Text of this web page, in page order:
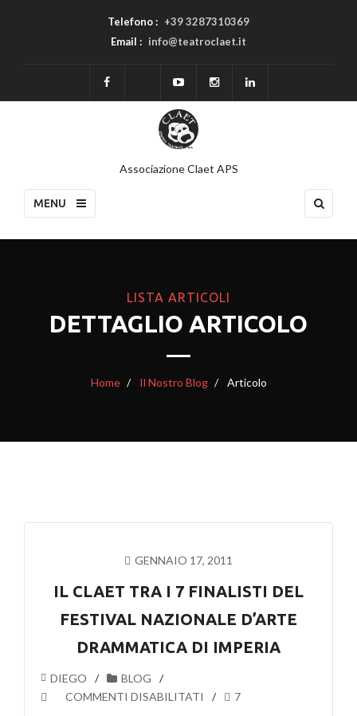
Telefono : +39 3287310369
Email : info@teatroclaet.it
Associazione Claet APS
MENU
LISTA ARTICOLI
DETTAGLIO ARTICOLO
Home Il Nostro Blog Articolo
GENNAIO 17, 2011
IL CLAET TRA I 7 FINALISTI DEL
FESTIVAL NAZIONALE D’ARTE
DRAMMATICA DI IMPERIA
DIEGO
BLOG
COMMENTI DISABILITATI
SU
7